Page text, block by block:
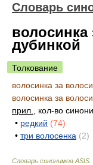
Словарь
волосинка
дубинкой
Толкование
волосинка за
волосинка за
прил.
, кол-во
• редкий (74)
• три волосенка (2)
Словарь синонимов ASIS.